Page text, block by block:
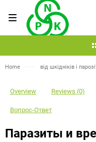
Home від шкідніків і
Overview Reviews (0)
Вопрос-Ответ
Паразиты и